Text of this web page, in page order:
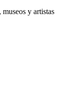
y artistas